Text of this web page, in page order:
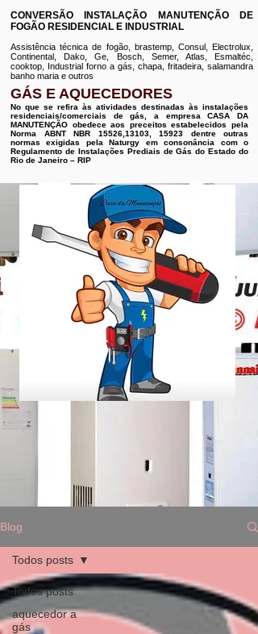
CONVERSÃO INSTALAÇÃO MANUTENÇÃO DE
FOGÃO RESIDENCIAL E INDUSTRIAL
Assistência técnica de fogão, brastemp, Consul, Electrolux,
Continental, Dako, Ge, Bosch, Semer, Atlas, Esmaltéc,
cooktop, Industrial forno a gás, chapa, fritadeira, salamandra
banho maria e outros
GÁS E AQUECEDORES
No que se refira às atividades destinadas às instalações
residenciais/comerciais de gás, a empresa CASA DA
MANUTENÇÃO obedece aos preceitos estabelecidos pela
Norma ABNT NBR 15526,13103, 15923 dentre outras
normas exigidas pela Naturgy em consonância com o
Regulamento de Instalações Prediais de Gás do Estado do
Rio de Janeiro – RIP
Blog
Todos posts
aquecedor a
gás
Todos posts